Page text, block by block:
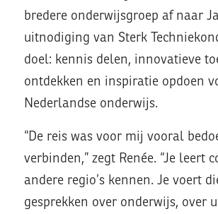
bredere onderwijsgroep af naar
uitnodiging van Sterk
doel: kennis delen, innovatieve
ontdekken en inspiratie opdoen
Nederlandse onderwijs.
“De reis was voor mij vooral
verbinden,” zegt Renée. “Je leert
andere regio’s kennen. Je voert
gesprekken over onderwijs, over